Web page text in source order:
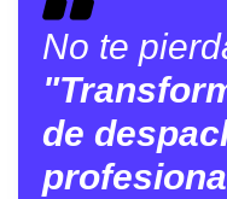
No te
de